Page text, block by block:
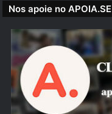
Nos apoie no APOIA.SE